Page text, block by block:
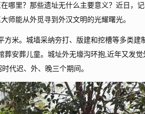
里？那些遗址无什么主要意义？近日，
师能从外觅寻到外汉文明的光耀曙光。
米。城墙采纳夯打、版建和挖槽等多类建
葬安葬儿童。城址外无壕沟环抱,近年又发觉
代迟、外、晚三个期间。